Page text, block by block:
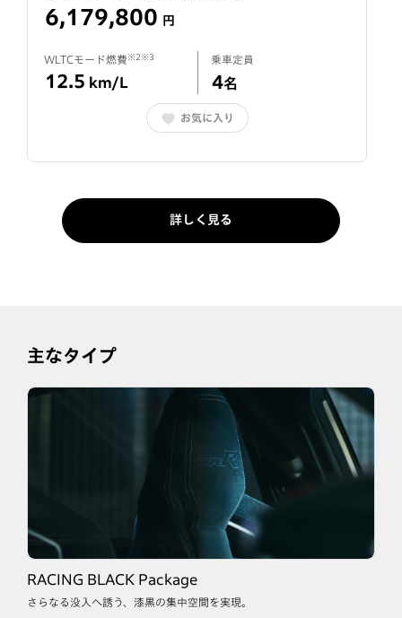
6,179,800 円
WLTCモード燃費 ※2※3
12.5 km/L
乗車定員
4名
お気に入り
詳しく見る
主なタイプ
RACING BLACK Package
さらなる没入へ誘う、漆黒の集中空間を実現。